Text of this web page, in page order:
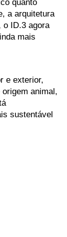
a arquitetura
o ID.3 agora
mais
e exterior,
animal,
sustentável